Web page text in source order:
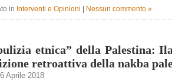
in Interventi e Opinioni Nessun commento »
etnica” della Palestina:
retroattiva della nakba
Aprile 2018